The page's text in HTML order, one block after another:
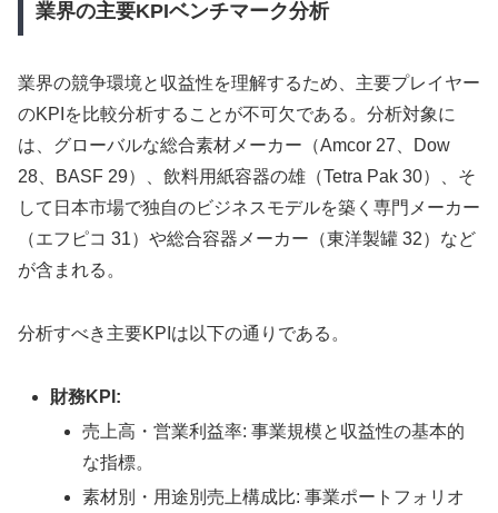
業界の主要KPIベンチマーク分析
業界の競争環境と収益性を理解するため、主要プレイヤー
のKPIを比較分析することが不可欠である。分析対象に
は、グローバルな総合素材メーカー（Amcor 27、Dow
28、BASF 29）、飲料用紙容器の雄（Tetra Pak 30）、そ
して日本市場で独自のビジネスモデルを築く専門メーカー
（エフピコ 31）や総合容器メーカー（東洋製罐 32）など
が含まれる。
分析すべき主要KPIは以下の通りである。
財務KPI:
売上高・営業利益率: 事業規模と収益性の基本的
な指標。
素材別・用途別売上構成比: 事業ポートフォリオ